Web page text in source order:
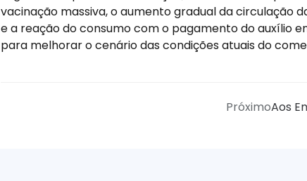
vacinação massiva, o aumento gradual da circulação
e a reação do consumo com o pagamento do auxílio
para melhorar o cenário das condições atuais do
PróximoAos